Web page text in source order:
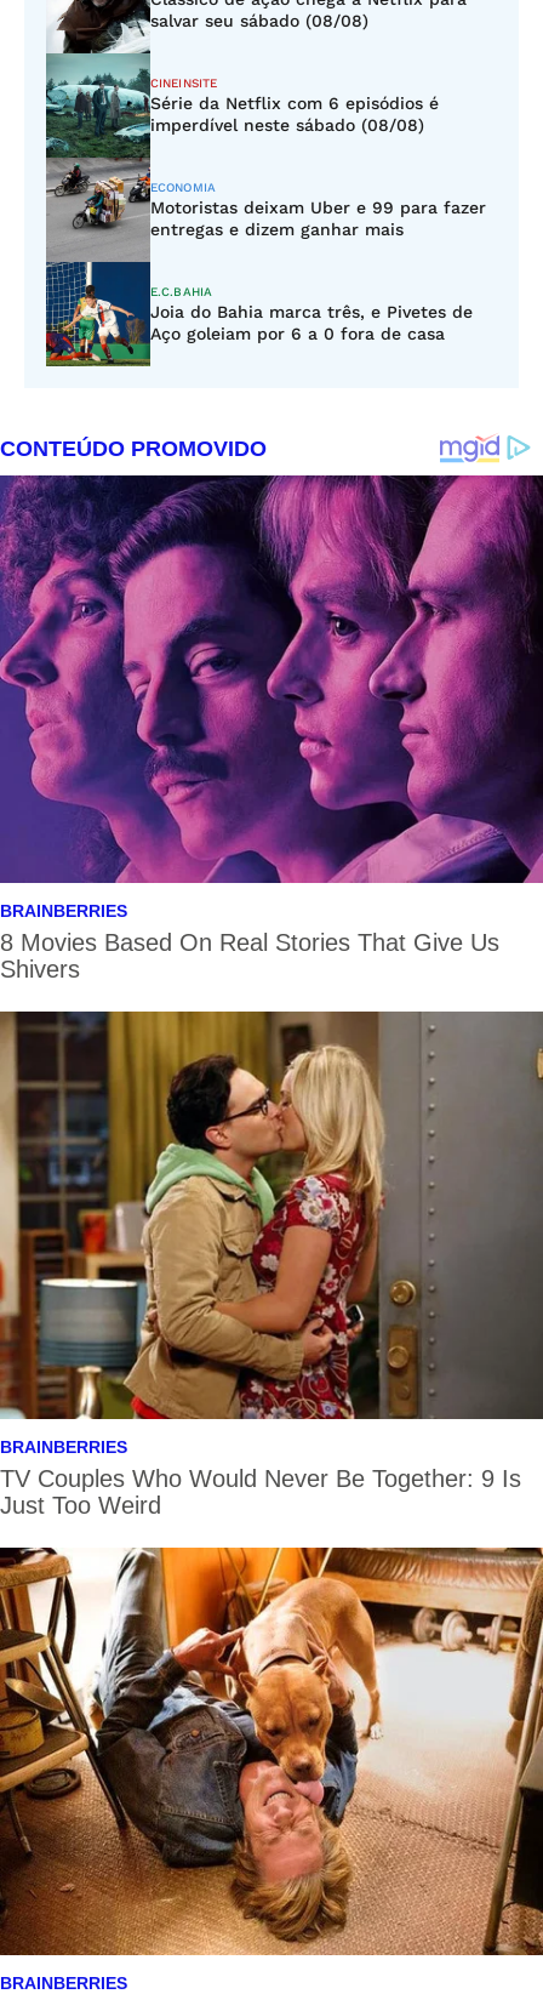
salvar seu sábado (08/08)
CINEINSITE
Série da Netflix com 6 episódios é
imperdível neste sábado (08/08)
ECONOMIA
Motoristas deixam Uber e 99 para fazer
entregas e dizem ganhar mais
E.C.BAHIA
Joia do Bahia marca três, e Pivetes de
Aço goleiam por 6 a 0 fora de casa